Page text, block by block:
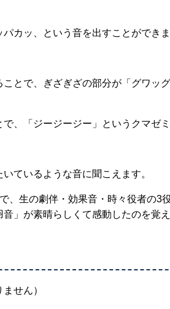
カッ、という音を出すことができま
とで、ぎざぎざの部分が「グワッ
、「ジージージー」というクマゼ
ているような音に聞こえます。
、生の劇伴・効果音・時々役者の3
」が素晴らしくて感動したのを覚え
せん）